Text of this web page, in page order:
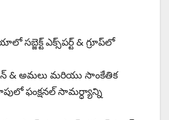
సబ్జెక్ట్ ఎక్స్‌పర్ట్ & గ్రూప్‌లో
& అమలు మరియు సాంకేతిక
ఫంక్షనల్ సామర్ధ్యాన్ని